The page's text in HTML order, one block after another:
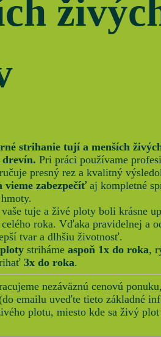
strihanie tují a menších
drevín. Pri práci používame
presný rez a kvalitný
vieme zabezpečíťaj kompletné
tuje a živé ploty boli krásne
celého roka. Vďaka pravidelnej a
tvar a dlhšiu životnosť.
striháme aspoň 1x do roka,
3x do roka.
nezáväznú cenovú
emailu uveďte tieto základné
plotu, miesto kde sa živý